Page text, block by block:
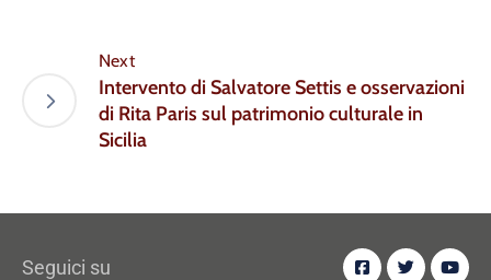
Next
Intervento di Salvatore Settis e osservazioni
di Rita Paris sul patrimonio culturale in
Sicilia
Seguici su